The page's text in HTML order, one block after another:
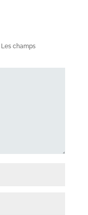
Les champs